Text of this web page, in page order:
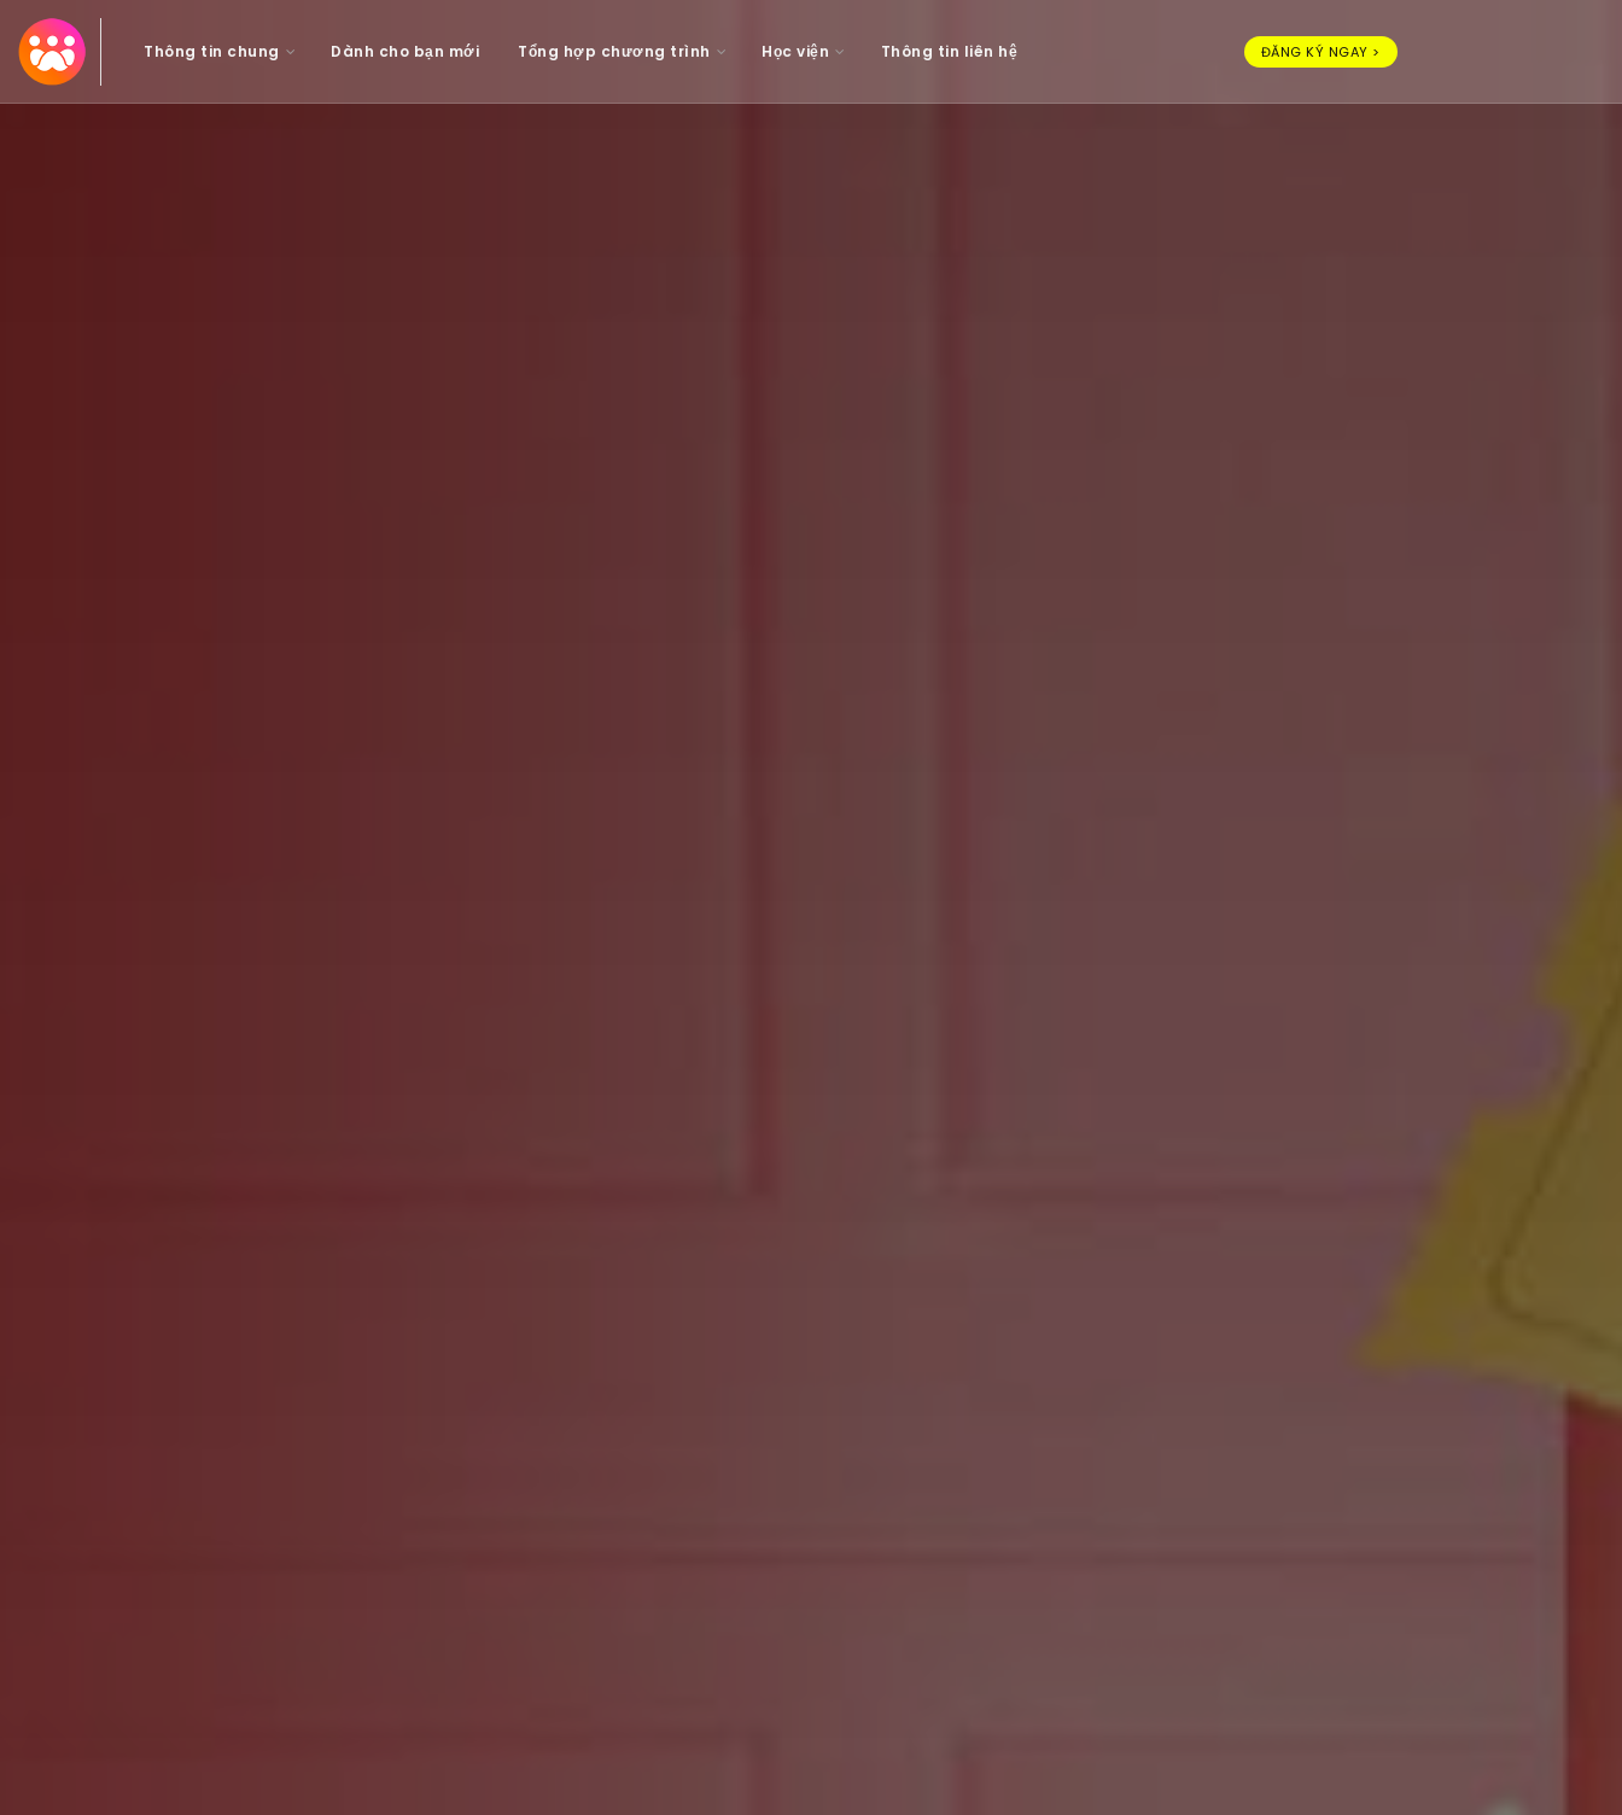
Thông tin chung Dành cho bạn mới Tổng hợp chương trình Học viện Thông tin liên hệ ĐĂNG KÝ NGAY >